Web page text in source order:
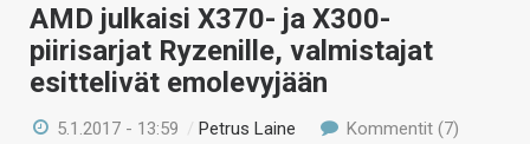
AMD julkaisi X370- ja X300-
piirisarjat Ryzenille, valmistajat
esittelivät emolevyjään
5.1.2017 - 13:59 /Petrus Laine Kommentit (7)